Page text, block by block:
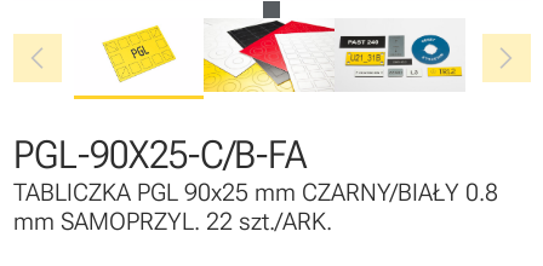
chevron_left chevron_right
PGL-90X25-C/B-FA
TABLICZKA PGL 90x25 mm CZARNY/BIAŁY 0.8
mm SAMOPRZYL. 22 szt./ARK.